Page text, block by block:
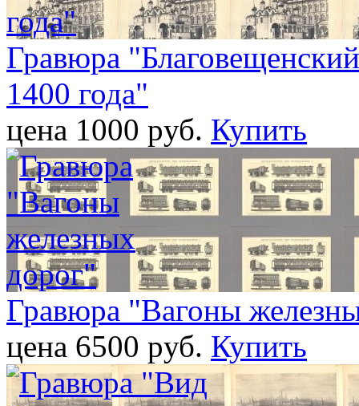
Гравюра
1400 года"
цена 1000 pуб. Купить
Гравюра "Вагоны
цена 6500 pуб. Купить